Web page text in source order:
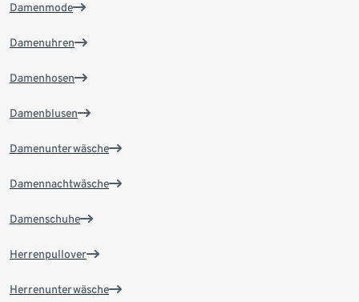
Damenmode
Damenuhren
Damenhosen
Damenblusen
Damenunterwäsche
Damennachtwäsche
Damenschuhe
Herrenpullover
Herrenunterwäsche